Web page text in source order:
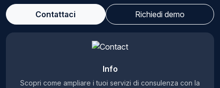
Contattaci Richiedi demo
Info
Scopri come ampliare i tuoi servizi di consulenza con la